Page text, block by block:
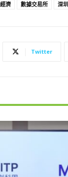
濟 數據交易所 深圳
Twitter